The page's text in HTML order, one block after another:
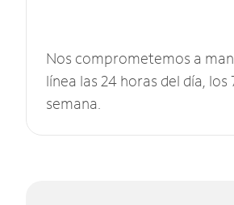
Nos comprometemos a
línea las 24 horas del día, los
semana.